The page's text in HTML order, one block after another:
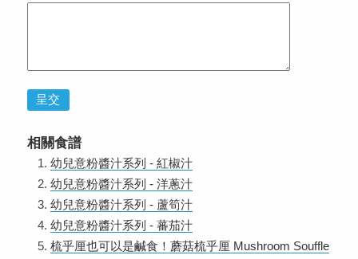
呈交
相關食譜
幼兒意粉醬汁系列 - 紅椒汁
幼兒意粉醬汁系列 - 洋蔥汁
幼兒意粉醬汁系列 - 蘆筍汁
幼兒意粉醬汁系列 - 蕃茄汁
梳乎厘也可以是鹹食！蘑菇梳乎厘 Mushroom Souffle